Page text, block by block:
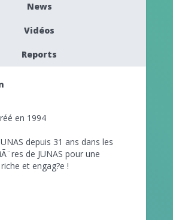
News
Vidéos
Reports
en 1994
depuis 31 ans dans les
de JUNAS pour une
et engag?e !